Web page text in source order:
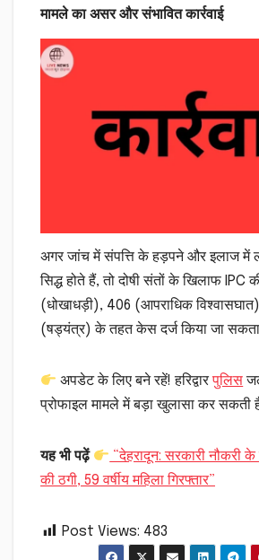
मामले का असर और संभावित कार्रवाई
अगर जांच में संपत्ति के हड़पने और इलाज में
सिद्ध होते हैं, तो दोषी संतों के खिलाफ IPC
(धोखाधड़ी), 406 (आपराधिक
(षड्यंत्र) के तहत केस दर्ज किया जा
अपडेट के लिए बने रहें! हरिद्वारपुलिस
प्रोफाइल मामले में बड़ा खुलासा कर सकती
यह भी पढ़ें
“देहरादून: सरकारी नौकरी
की ठगी, 59 वर्षीय महिला गिरफ्तार”
Post Views: 483